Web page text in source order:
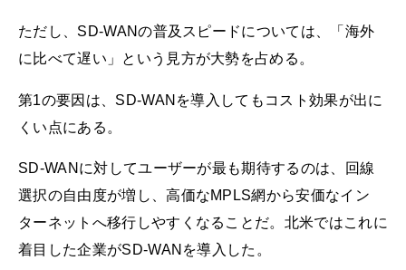
ただし、SD-WANの普及スピードについては、「海外
に比べて遅い」という見方が大勢を占める。
第1の要因は、SD-WANを導入してもコスト効果が出に
くい点にある。
SD-WANに対してユーザーが最も期待するのは、回線
選択の自由度が増し、高価なMPLS網から安価なイン
ターネットへ移行しやすくなることだ。北米ではこれに
着目した企業がSD-WANを導入した。